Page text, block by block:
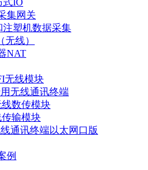
集网关
注塑机数据采集
线）
NAT
无线模块
无线通讯终端
数传模块
输模块
通讯终端以太网口版
例